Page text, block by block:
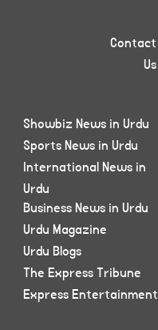
Contact
Us
Showbiz News in Urdu
Sports News in Urdu
International News in
Urdu
Business News in Urdu
Urdu Magazine
Urdu Blogs
The Express Tribune
Express Entertainment